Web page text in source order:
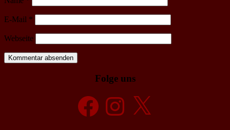
E-Mail *
Webseite
Folge uns
FacebookInstagramX